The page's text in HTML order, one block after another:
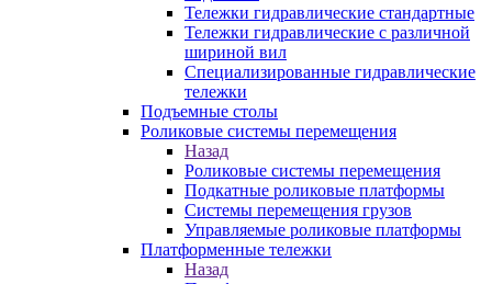
Тележки гидравлические стандартные
Тележки гидравлические с различной
шириной вил
Специализированные гидравлические
тележки
Подъемные столы
Роликовые системы перемещения
Назад
Роликовые системы перемещения
Подкатные роликовые платформы
Системы перемещения грузов
Управляемые роликовые платформы
Платформенные тележки
Назад